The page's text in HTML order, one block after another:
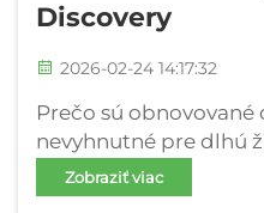
Discovery
2026-02-24 14:17:32
Prečo sú
nevyhnutné pre dlhú
Rover Discovery.
dieselových motorov
Zobraziť viac